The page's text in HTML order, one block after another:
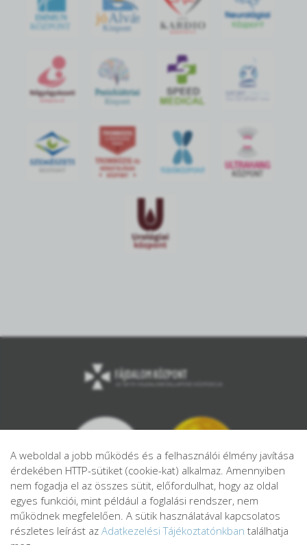
IMMUN
KÖZPONT
jó Alvás
Központ
A weboldal a jobb működés és a felhasználói élmény javítása
érdekében HTTP-sütiket (cookie-kat) alkalmaz. Amennyiben
nem fogadja el az összes sütit, előfordulhat, hogy az oldal
egyes funkciói, mint például a foglalási rendszer, nem
működnek megfelelően. A sütik használatával kapcsolatos
részletes leírást az Adatkezelési Tájékoztatónkban találhatja